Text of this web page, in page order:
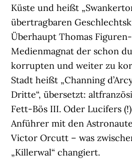
Küste und heißt
übertragbaren
Überhaupt Thomas
Medienmagnat der schon
korrupten und weiter zu
Stadt heißt „Channing
Dritte“, übersetzt:
Fett-Bös III. Oder Lucifers
Anführer mit den
Victor Orcutt – was
„Killerwal“ changiert.